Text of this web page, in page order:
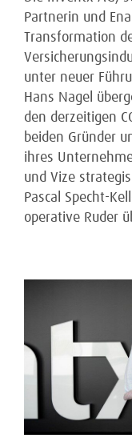
Partnerin und
Transformation
unter neuer
Hans Nagel
den derzeitigen
beiden Gründer
ihres
und Vize
Pascal Specht-
operative Ruder